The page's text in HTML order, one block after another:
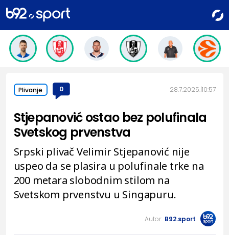
Plivanje 0 28.7.2025. 10:57
Stjepanović ostao bez polufinala
Svetskog prvenstva
Srpski plivač Velimir Stjepanović nije
uspeo da se plasira u polufinale trke na
200 metara slobodnim stilom na
Svetskom prvenstvu u Singapuru.
Autor: B92.sport